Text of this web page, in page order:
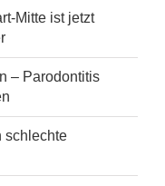
Mitte ist jetzt
– Parodontitis
schlechte